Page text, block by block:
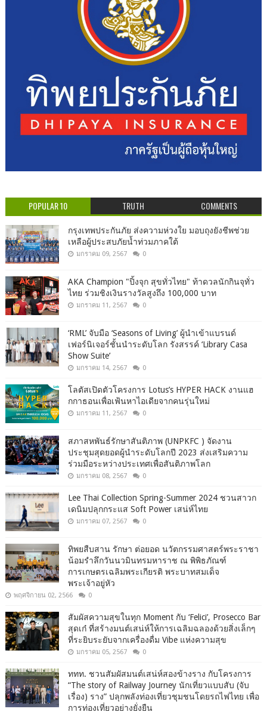
POPULAR 10 TRUTH COMMENTS
กรุงเทพประกันภัย ส่งความห่วงใย มอบถุงยังชีพช่วย
เหลือผู้ประสบภัยน้ำท่วมภาคใต้
มกราคม 09, 2567 0
AKA Champion "ปิ้งจุก สุขทั่วไทย" ท้าดวลนักกินจุทั่ว
ไทย ร่วมชิงเงินรางวัลสูงถึง 100,000 บาท
มกราคม 11, 2567 0
‘RML’ จับมือ ‘Seasons of Living’ ผู้นำเข้าแบรนด์
เฟอร์นิเจอร์ชั้นนำระดับโลก รังสรรค์ ‘Library Casa
Show Suite’
มกราคม 14, 2567 0
โลตัสเปิดตัวโครงการ Lotus’s HYPER HACK งานแฮ
กกาธอนเพื่อเฟ้นหาไอเดียจากคนรุ่นใหม่
มกราคม 11, 2567 0
สภาสหพันธ์รักษาสันติภาพ (UNPKFC ) จัดงาน
ประชุมสุดยอดผู้นำระดับโลกปี 2023 ส่งเสริมความ
ร่วมมือระหว่างประเทศเพื่อสันติภาพโลก
มกราคม 08, 2567 0
Lee Thai Collection Spring-Summer 2024 ชวนสาวก
เดนิมปลุกกระแส Soft Power เสน่ห์ไทย
มกราคม 07, 2567 0
ทิพยสืบสาน รักษา ต่อยอด นวัตกรรมศาสตร์พระราชา
น้อมรำลึกวันนวมินทรมหาราช ณ พิพิธภัณฑ์
การเกษตรเฉลิมพระเกียรติ พระบาทสมเด็จ
พระเจ้าอยู่หัว
พฤศจิกายน 02, 2566 0
สัมผัสความสุขในทุก Moment กับ ‘Felici’, Prosecco Bar
สุดเก๋ ที่สร้างมนต์เสน่ห์ให้การเฉลิมฉลองด้วยสิ่งเล็กๆ
ที่ระยิบระยับจากเครื่องดื่ม Vibe แห่งความสุข
มกราคม 05, 2567 0
ททท. ชวนสัมผัสมนต์เสน่ห์สองข้างราง กับโครงการ
“The story of Railway Journey นักเที่ยวแบบสับ (จับ
เรื่อง) ราง” ปลุกพลังท่องเที่ยวชุมชนโดยรถไฟไทย เพื่อ
การท่องเที่ยวอย่างยั่งยืน